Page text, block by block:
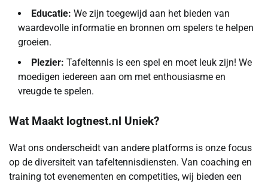
Educatie: We zijn toegewijd aan het bieden van
waardevolle informatie en bronnen om spelers te helpen
groeien.
Plezier: Tafeltennis is een spel en moet leuk zijn! We
moedigen iedereen aan om met enthousiasme en
vreugde te spelen.
Wat Maakt logtnest.nl Uniek?
Wat ons onderscheidt van andere platforms is onze focus
op de diversiteit van tafeltennisdiensten. Van coaching en
training tot evenementen en competities, wij bieden een